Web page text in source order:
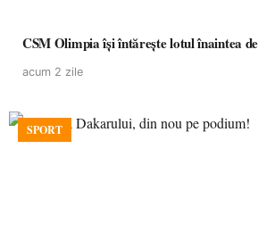
CSM Olimpia își întărește lotul înaintea
acum 2 zile
SPORT